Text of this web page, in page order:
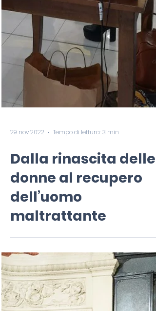
29 nov 2022 Tempo di lettura: 3 min
Dalla rinascita delle
donne al recupero
dell’uomo
maltrattante